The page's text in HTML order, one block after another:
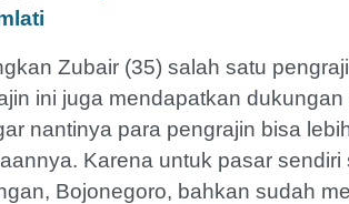
Zubair (35) salah satu
ini juga mendapatkan
nantinya para pengrajin bisa
Karena untuk pasar
Bojonegoro, bahkan sudah